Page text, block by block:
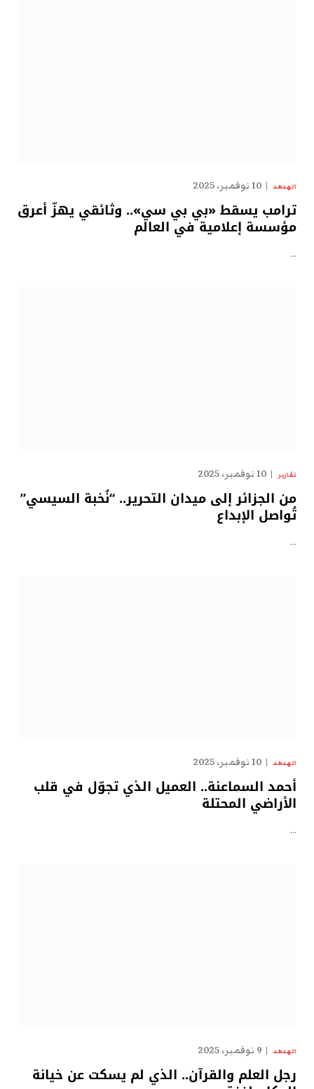
الهدهد 10 نوفمبر، 2025
ترامب يسقط «بي بي سي».. وثائقي يهزّ أعرق
مؤسسة إعلامية في العالم
…
تقارير 10 نوفمبر، 2025
من الجزائر إلى ميدان التحرير.. “نُخبة السيسي”
تُواصل الإبداع
…
الهدهد 10 نوفمبر، 2025
أحمد السماعنة.. العميل الذي تجوّل في قلب
الأراضي المحتلة
…
الهدهد 9 نوفمبر، 2025
رجل العلم والقرآن.. الذي لم يسكت عن خيانة